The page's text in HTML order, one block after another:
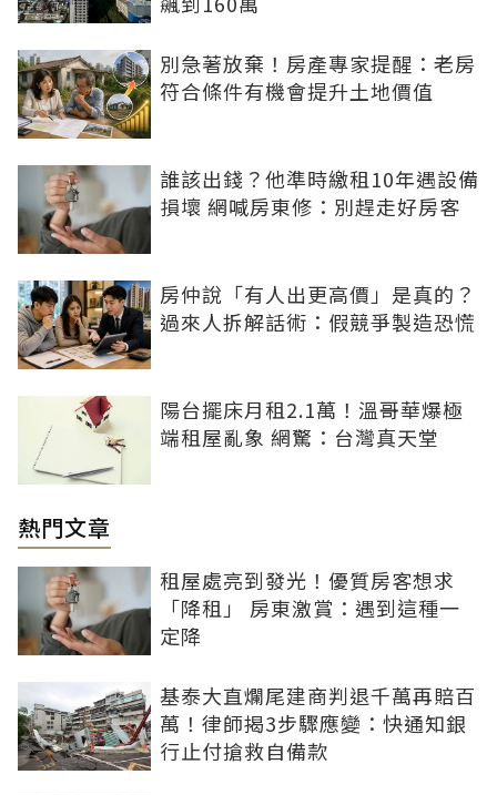
別急著放棄！房產專家提醒：老房
符合條件有機會提升土地價值
誰該出錢？他準時繳租10年遇設備
損壞 網喊房東修：別趕走好房客
房仲說「有人出更高價」是真的？
過來人拆解話術：假競爭製造恐慌
陽台擺床月租2.1萬！溫哥華爆極
端租屋亂象 網驚：台灣真天堂
熱門文章
租屋處亮到發光！優質房客想求
「降租」 房東激賞：遇到這種一
定降
基泰大直爛尾建商判退千萬再賠百
萬！律師揭3步驟應變：快通知銀
行止付搶救自備款